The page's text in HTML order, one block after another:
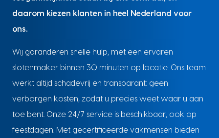
daarom kiezen klanten in heel Nederland voor
ons.
Wij garanderen snelle hulp, met een ervaren
slotenmaker binnen 30 minuten op locatie. Ons team
werkt altijd schadevrij en transparant: geen
verborgen kosten, zodat u precies weet waar u aan
toe bent. Onze 24/7 service is beschikbaar, ook op
feestdagen. Met gecertificeerde vakmensen bieden